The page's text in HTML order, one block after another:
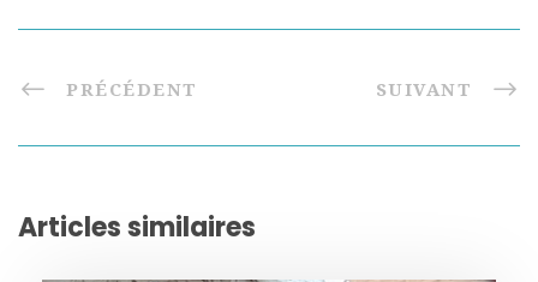
PRÉCÉDENT SUIVANT
Articles similaires